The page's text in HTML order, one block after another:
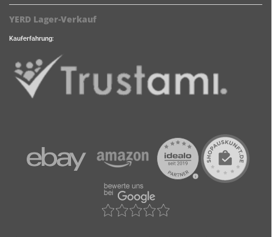
YERD Lager-Verkauf
Kauferfahrung: